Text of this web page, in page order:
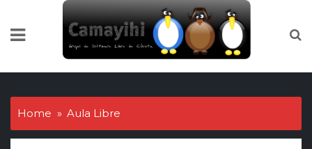
Home Aula Libre